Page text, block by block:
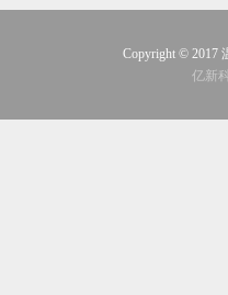
Copyright © 2017
亿新